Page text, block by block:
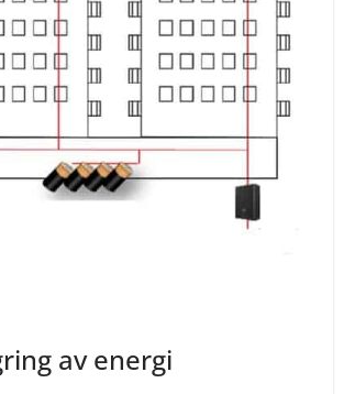
av energi